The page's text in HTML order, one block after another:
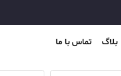
بلاگ تماس با ما